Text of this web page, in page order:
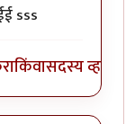
sss
किंवासदस्य व्हा